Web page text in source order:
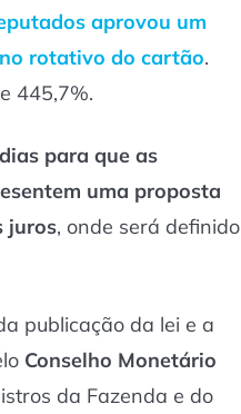
aprovou um
rotativo do cartão.
445,7%.
para que as
uma proposta
juros, onde será definido
publicação da lei e a
Conselho Monetário
da Fazenda e do